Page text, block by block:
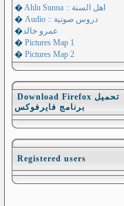
�
Ahlu Sunna :: اهل السنة
�
Audio :: دروس صوتية
�عمرو خالد
� Pictures Map 1
� Pictures Map 2
Download Firefox تحميل
برنامج فايرفوكس
Registered users